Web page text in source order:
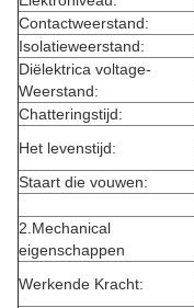
Contactweerstand:
Isolatieweerstand:
Diëlektrica voltage-
Weerstand:
Chatteringstijd:
Het levenstijd:
Staart die vouwen:
2.Mechanical
eigenschappen
Werkende Kracht: